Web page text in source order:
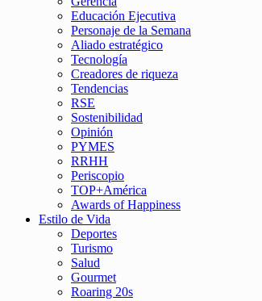
Educación Ejecutiva
Personaje de la Semana
Aliado estratégico
Tecnología
Creadores de riqueza
Tendencias
RSE
Sostenibilidad
Opinión
PYMES
RRHH
Periscopio
TOP+América
Awards of Happiness
Estilo de Vida
Deportes
Turismo
Salud
Gourmet
Roaring 20s